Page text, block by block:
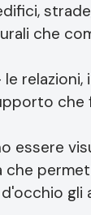
che
le
che
essere
che
gli